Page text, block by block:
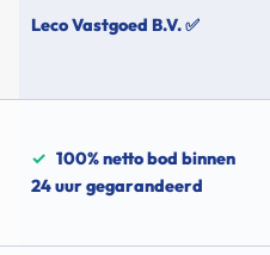
Leco Vastgoed B.V. ✅
✓ 100% netto bod binnen
24 uur gegarandeerd